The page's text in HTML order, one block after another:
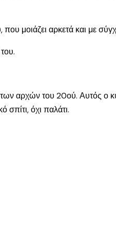
μοιάζει αρκετά και με
των αρχών του 20ού. Αυτός ο
σπίτι, όχι παλάτι.